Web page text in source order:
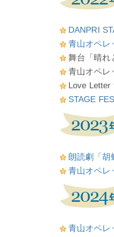
DANPRI
青山オペレ
舞台「晴れ
青山オペレ
Love Letter
STAGE
朗読劇「胡
青山オペレ
青山オペレ